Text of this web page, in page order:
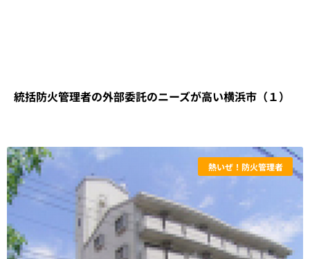
統括防火管理者の外部委託のニーズが高い横浜市（１）
熱いぜ！防火管理者